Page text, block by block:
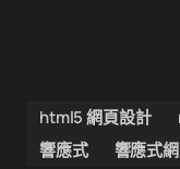
html5 網頁設計
響應式
響應式